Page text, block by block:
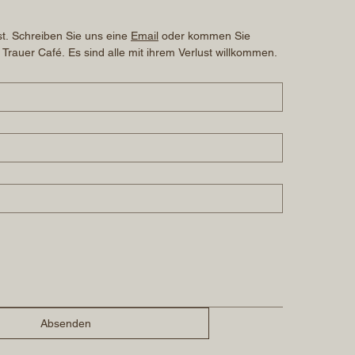
Schreiben Sie uns eine Email oder kommen Sie
Café. Es sind alle mit ihrem Verlust willkommen.
Absenden